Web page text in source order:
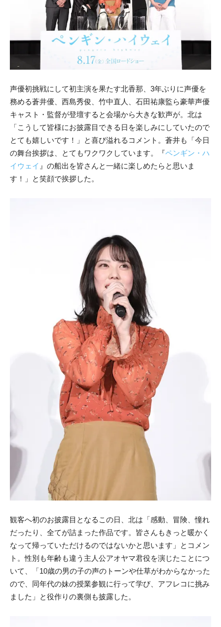
声優初挑戦にして初主演を果たす北香那、3年ぶりに声優を
務める蒼井優、西島秀俊、竹中直人、石田祐康監ら豪華声優
キャスト・監督が登壇すると会場から大きな歓声が。北は
「こうして皆様にお披露目できる日を楽しみにしていたので
とても嬉しいです！」と喜び溢れるコメント。蒼井も「今日
の舞台挨拶は、とてもワクワクしています。『ペンギン・ハ
イウェイ 』の船出を皆さんと一緒に楽しめたらと思いま
す！」と笑顔で挨拶した。
観客へ初のお披露目となるこの日、北は「感動、冒険、憧れ
だったり、全てが詰まった作品です。皆さんもきっと暖かく
なって帰っていただけるのではないかと思います」とコメン
ト。性別も年齢も違う主人公アオヤマ君役を演じたことにつ
いて、「10歳の男の子の声のトーンや仕草がわからなかった
ので、同年代の妹の授業参観に行って学び、アフレコに挑み
ました」と役作りの裏側も披露した。